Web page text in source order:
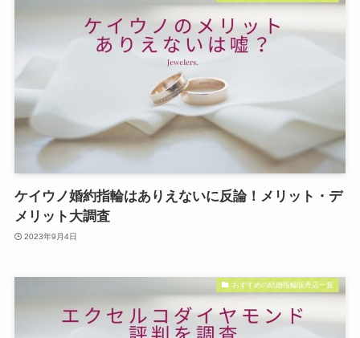
ケイウノ婚約指輪はありえないに反論！メリット・デ
メリット大調査
2023年9月4日
おすすめの結婚指輪販売店一覧